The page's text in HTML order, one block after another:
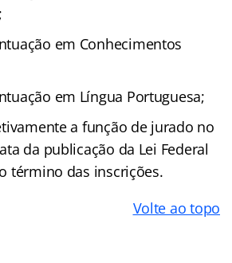
em Conhecimentos
em Língua Portuguesa;
a função de jurado no
da publicação da Lei Federal
término das inscrições.
Volte ao topo